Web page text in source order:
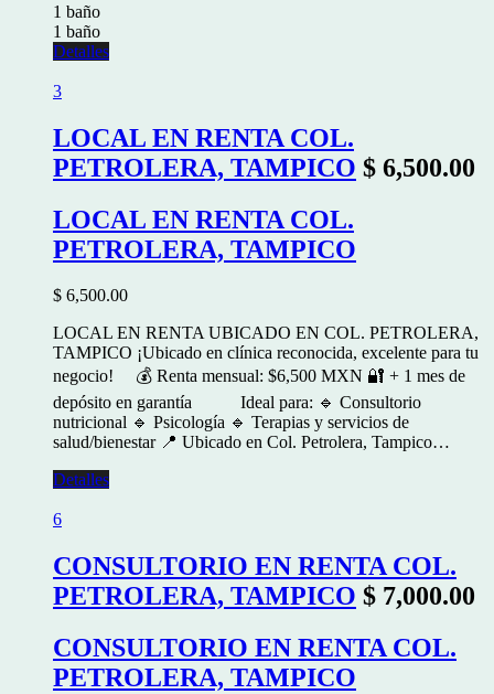
1 baño
1 baño
Detalles
3
LOCAL EN RENTA COL.
PETROLERA, TAMPICO $ 6,500.00
LOCAL EN RENTA COL.
PETROLERA, TAMPICO
$ 6,500.00
LOCAL EN RENTA UBICADO EN COL. PETROLERA,
TAMPICO ¡Ubicado en clínica reconocida, excelente para tu
negocio! 💰 Renta mensual: $6,500 MXN 🔐 + 1 mes de
depósito en garantía Ideal para: 🔹 Consultorio
nutricional 🔹 Psicología 🔹 Terapias y servicios de
salud/bienestar 📍 Ubicado en Col. Petrolera, Tampico…
Detalles
6
CONSULTORIO EN RENTA COL.
PETROLERA, TAMPICO $ 7,000.00
CONSULTORIO EN RENTA COL.
PETROLERA, TAMPICO